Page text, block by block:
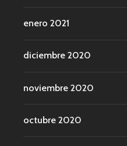
enero 2021
diciembre 2020
noviembre 2020
octubre 2020